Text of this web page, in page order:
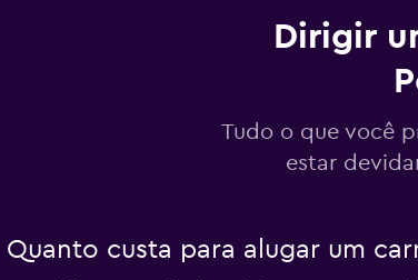
1 agência
Dirigir
Tudo o que você
estar
Quanto custa para alugar um